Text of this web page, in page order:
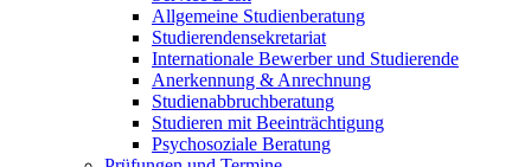
Allgemeine Studienberatung
Studierendensekretariat
Internationale Bewerber und Studierende
Anerkennung & Anrechnung
Studienabbruchberatung
Studieren mit Beeinträchtigung
Psychosoziale Beratung